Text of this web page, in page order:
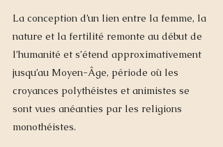
La conception d’un lien entre la femme, la
nature et la fertilité remonte au début de
l’humanité et s’étend approximativement
jusqu’au Moyen-Âge, période où les
croyances polythéistes et animistes se
sont vues anéanties par les religions
monothéistes.